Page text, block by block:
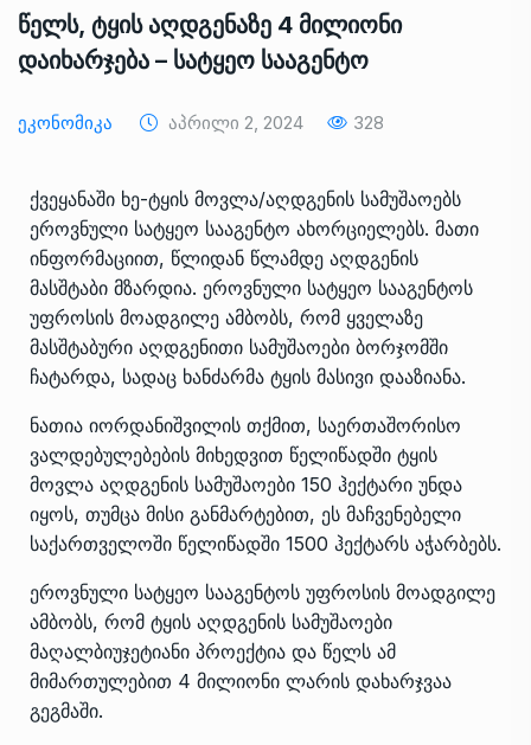
წელს, ტყის აღდგენაზე 4 მილიონი
დაიხარჯება – სატყეო სააგენტო
Ეკონომიკა Აპრილი 2, 2024 328
ქვეყანაში ხე-ტყის მოვლა/აღდგენის სამუშაოებს
ეროვნული სატყეო სააგენტო ახორციელებს. მათი
ინფორმაციით, წლიდან წლამდე აღდგენის
მასშტაბი მზარდია. ეროვნული სატყეო სააგენტოს
უფროსის მოადგილე ამბობს, რომ ყველაზე
მასშტაბური აღდგენითი სამუშაოები ბორჯომში
ჩატარდა, სადაც ხანძარმა ტყის მასივი დააზიანა.
ნათია იორდანიშვილის თქმით, საერთაშორისო
ვალდებულებების მიხედვით წელიწადში ტყის
მოვლა აღდგენის სამუშაოები 150 ჰექტარი უნდა
იყოს, თუმცა მისი განმარტებით, ეს მაჩვენებელი
საქართველოში წელიწადში 1500 ჰექტარს აჭარბებს.
ეროვნული სატყეო სააგენტოს უფროსის მოადგილე
ამბობს, რომ ტყის აღდგენის სამუშაოები
მაღალბიუჯეტიანი პროექტია და წელს ამ
მიმართულებით 4 მილიონი ლარის დახარჯვაა
გეგმაში.